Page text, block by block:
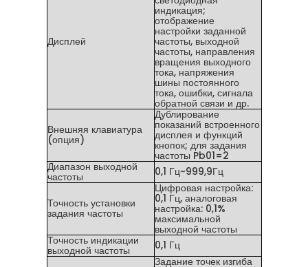
Дисплей
индикация;
отображение
настройки заданной
частоты, выходной
частоты, направления
вращения выходного
тока, напряжения
шины постоянного
тока, ошибки, сигнала
обратной связи и др.
Внешняя клавиатура
(опция)
Дублирование
показаний встроенного
дисплея и функций
кнопок; для задания
частоты Pb01=2
Диапазон выходной
частоты 0,1 Гц~999,9Гц
Точность установки
задания частоты
Цифровая настройка:
0,1 Гц, аналоговая
настройка: 0,1%
максимальной
выходной частоты
Точность индикации
выходной частоты 0,1 Гц
Задание точек изгиба